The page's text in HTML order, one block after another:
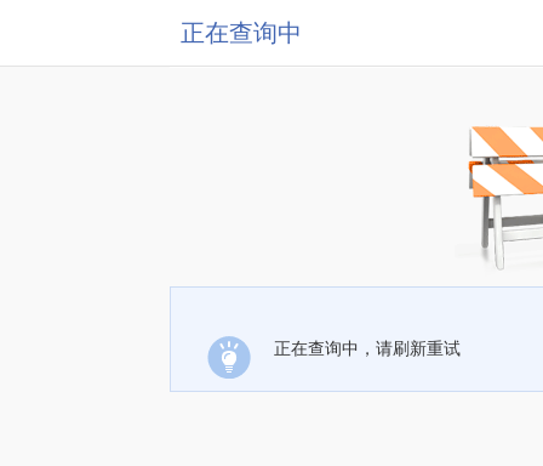
正在查询中
正在查询中，请刷新重试